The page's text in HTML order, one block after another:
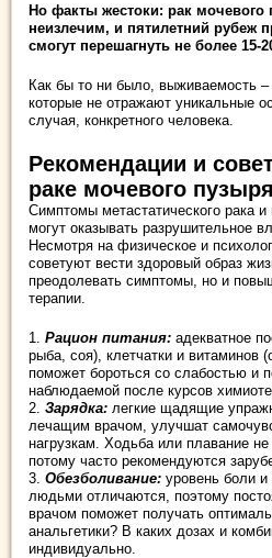
Но факты жестоки: рак мочевого
неизлечим, и пятилетний рубеж
смогут перешагнуть не более 15-
Как бы то ни было, выживаемость
которые не отражают уникальные
случая, конкретного человека.
Рекомендации и
раке мочевого
Симптомы метастатического рака
могут оказывать разрушительное
Несмотря на физическое и
советуют вести здоровый образ
преодолевать симптомы, но и
терапии.
1. Рацион питания: адекватное
рыба, соя), клетчатки и витаминов
поможет бороться со слабостью и
наблюдаемой после курсов
2. Зарядка: легкие щадящие
лечащим врачом, улучшат
нагрузкам. Ходьба или плавание
потому часто рекомендуются
3. Обезболивание: уровень боли
людьми отличаются, поэтому
врачом поможет получать
анальгетики? В каких дозах и
индивидуально.